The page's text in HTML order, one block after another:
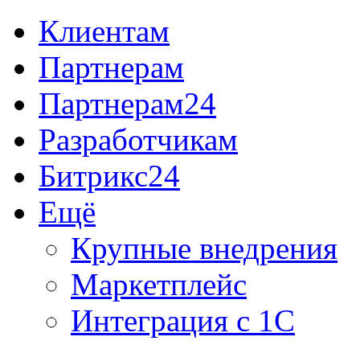
Клиентам
Партнерам
Партнерам24
Разработчикам
Битрикс24
Ещё
Крупные внедрения
Маркетплейс
Интеграция с 1С